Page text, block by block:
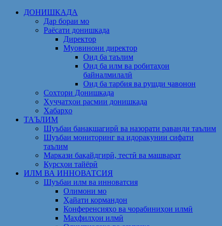
Skip
ДОНИШКАДА
Дар бораи мо
Раёсати донишкада
Директор
Муовинони директор
Оид ба таълим
Оид ба илм ва робитаҳои
байналмилалӣ
Оид ба тарбия ва рушди ҷавонон
Сохтори Донишкада
Ҳуҷҷатҳои расмии донишкада
Хабарҳо
ТАЪЛИМ
Шуъбаи банақшагирӣ ва назорати раванди таълим
Шуъбаи мониторинг ва идоракунии сифати
таълим
Маркази бақайдгирӣ, тестӣ ва машварат
Курсҳои тайёрӣ
ИЛМ ВА ИННОВАТСИЯ
Шуъбаи илм ва инноватсия
Олимони мо
Ҳайати кормандон
Конференсияҳо ва чорабиниҳои илмӣ
Маҳфилҳои илмӣ